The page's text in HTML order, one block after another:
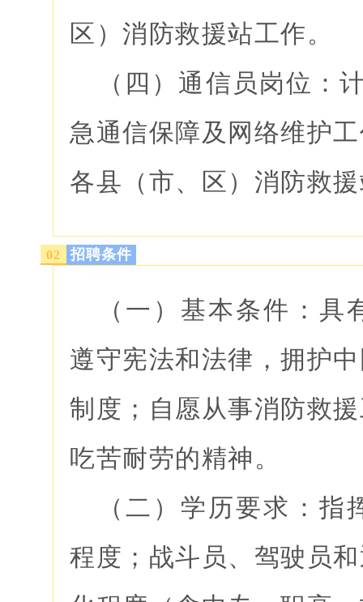
区）消防救援站工作。
（四）通信员岗位：
急通信保障及网络维护
各县（市、区）消防救
02 招聘条件
（一）基本条件：
遵守宪法和法律，拥护
制度；自愿从事消防救
吃苦耐劳的精神。
（二）学历要求：
程度；战斗员、驾驶员